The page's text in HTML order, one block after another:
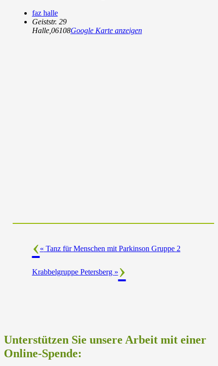
faz halle
Geiststr. 29
Halle, 06108Google Karte anzeigen
« Tanz für Menschen mit Parkinson Gruppe 2
Krabbelgruppe Petersberg »
Unterstützen Sie unsere Arbeit mit einer
Online-Spende: